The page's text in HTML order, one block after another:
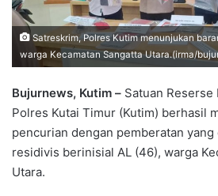
Satreskrim, Polres Kutim menunjukan
warga Kecamatan Sangatta Utara.(irma/
Bujurnews, Kutim – Satuan
Polres Kutai Timur (Kutim) berhasil
pencurian dengan pemberatan
residivis berinisial AL (46), warga
Utara.